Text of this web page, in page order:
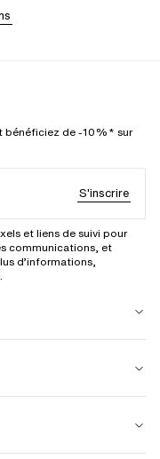
bénéficiez de -10%* sur
S'inscrire
et liens de suivi pour
communications, et
d’informations,